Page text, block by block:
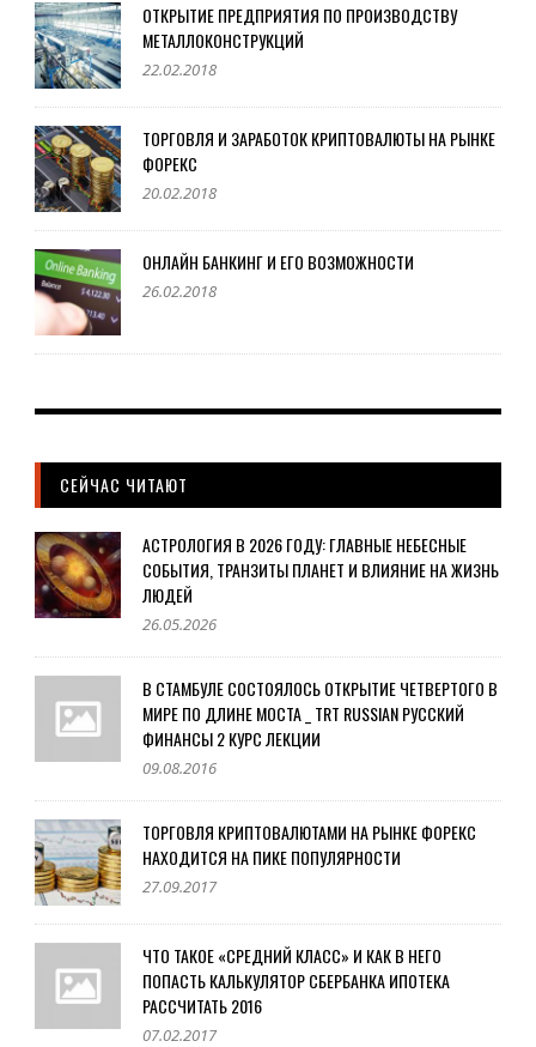
ОТКРЫТИЕ ПРЕДПРИЯТИЯ ПО ПРОИЗВОДСТВУ
МЕТАЛЛОКОНСТРУКЦИЙ
22.02.2018
ТОРГОВЛЯ И ЗАРАБОТОК КРИПТОВАЛЮТЫ НА РЫНКЕ
ФОРЕКС
20.02.2018
ОНЛАЙН БАНКИНГ И ЕГО ВОЗМОЖНОСТИ
26.02.2018
СЕЙЧАС ЧИТАЮТ
АСТРОЛОГИЯ В 2026 ГОДУ: ГЛАВНЫЕ НЕБЕСНЫЕ
СОБЫТИЯ, ТРАНЗИТЫ ПЛАНЕТ И ВЛИЯНИЕ НА ЖИЗНЬ
ЛЮДЕЙ
26.05.2026
В СТАМБУЛЕ СОСТОЯЛОСЬ ОТКРЫТИЕ ЧЕТВЕРТОГО В
МИРЕ ПО ДЛИНЕ МОСТА _ TRT RUSSIAN РУССКИЙ
ФИНАНСЫ 2 КУРС ЛЕКЦИИ
09.08.2016
ТОРГОВЛЯ КРИПТОВАЛЮТАМИ НА РЫНКЕ ФОРЕКС
НАХОДИТСЯ НА ПИКЕ ПОПУЛЯРНОСТИ
27.09.2017
ЧТО ТАКОЕ «СРЕДНИЙ КЛАСС» И КАК В НЕГО
ПОПАСТЬ КАЛЬКУЛЯТОР СБЕРБАНКА ИПОТЕКА
РАССЧИТАТЬ 2016
07.02.2017